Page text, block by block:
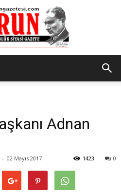
Gazetesi
Adnan
- 02 Mayıs 2017 0
1423